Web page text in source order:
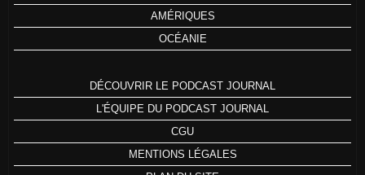
AMÉRIQUES
OCÉANIE
DÉCOUVRIR LE PODCAST JOURNAL
L'ÉQUIPE DU PODCAST JOURNAL
CGU
MENTIONS LÉGALES